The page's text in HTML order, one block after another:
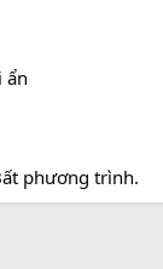
ẩn
phương trình.